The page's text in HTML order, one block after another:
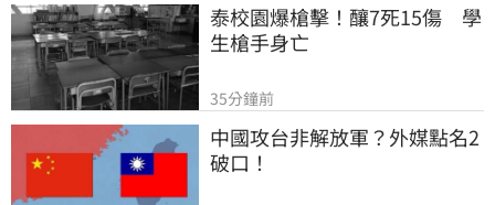
泰校園爆槍擊！釀7死15傷　學
生槍手身亡
35分鐘前
中國攻台非解放軍？外媒點名2
破口！